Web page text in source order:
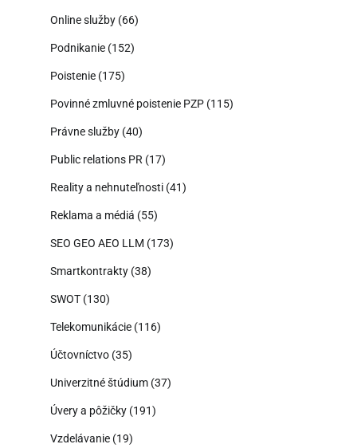
Online služby (66)
Podnikanie (152)
Poistenie (175)
Povinné zmluvné poistenie PZP (115)
Právne služby (40)
Public relations PR (17)
Reality a nehnuteľnosti (41)
Reklama a médiá (55)
SEO GEO AEO LLM (173)
Smartkontrakty (38)
SWOT (130)
Telekomunikácie (116)
Účtovníctvo (35)
Univerzitné štúdium (37)
Úvery a pôžičky (191)
Vzdelávanie (19)